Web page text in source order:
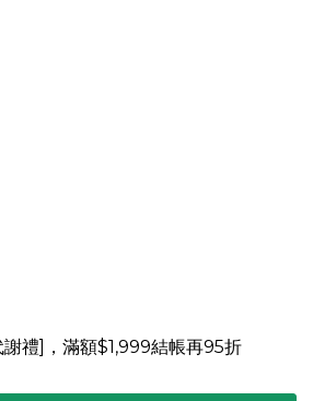
禮]，滿額$1,999結帳再95折